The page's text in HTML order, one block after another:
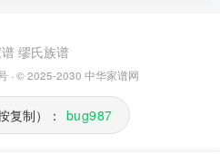
缪氏族谱
· © 2025-2030 中华家谱网
复制）： bug987